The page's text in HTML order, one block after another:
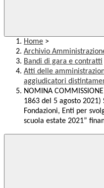
Home >
Archivio
Bandi di gara e contratti
Atti delle
aggiudicatori
NOMINA
1863 del 5 agosto 2021)
Fondazioni, Enti per
scuola estate 2021”